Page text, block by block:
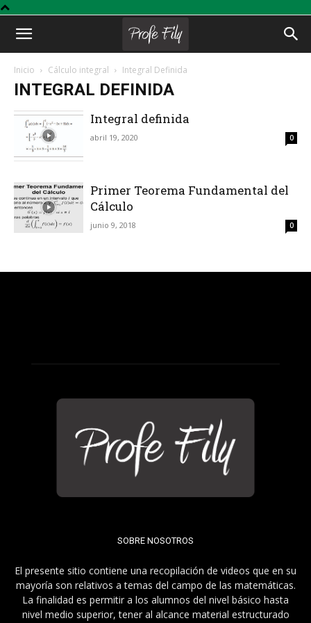
Profe
Inicio Cálculo integral Integral Definida
INTEGRAL DEFINIDA
Integral definida
abril 19, 2020 0
Primer Teorema Fundamental del
Cálculo
junio 9, 2018 0
SOBRE NOSOTROS
El presente sitio contiene una recopilación de videos que en su
mayoría son relativos a temas del campo de las matemáticas.
La finalidad es permitir a los alumnos del nivel básico hasta
nivel medio superior, tener al alcance material estructurado